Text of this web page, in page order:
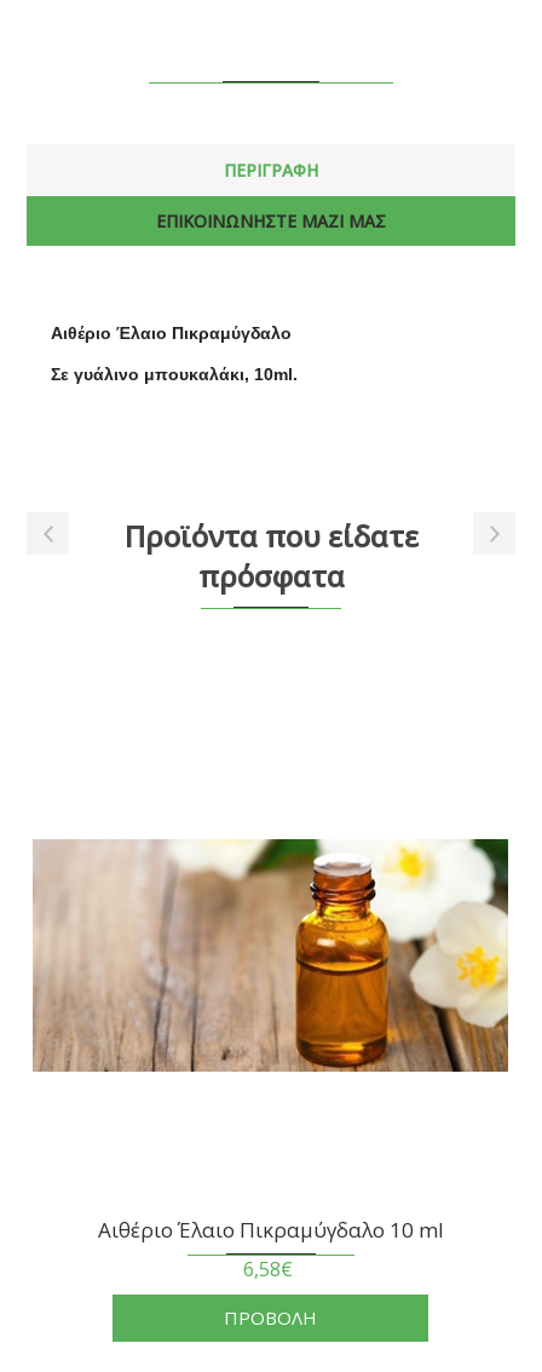
ΠΕΡΙΓΡΑΦΗ
ΕΠΙΚΟΙΝΩΝΗΣΤΕ ΜΑΖΙ ΜΑΣ
Αιθέριο Έλαιο Πικραμύγδαλο
Σε γυάλινο μπουκαλάκι, 10ml.
Προϊόντα που είδατε
πρόσφατα
Αιθέριο Έλαιο Πικραμύγδαλο 10 ml
6,58€
ΠΡΟΒΟΛΗ